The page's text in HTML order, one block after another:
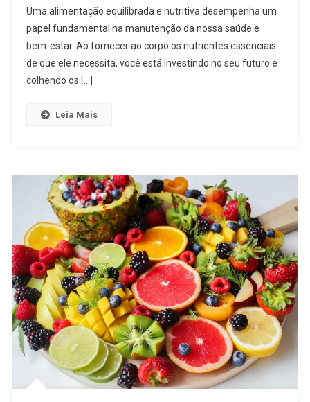
Uma alimentação equilibrada e nutritiva desempenha um
papel fundamental na manutenção da nossa saúde e
bem-estar. Ao fornecer ao corpo os nutrientes essenciais
de que ele necessita, você está investindo no seu futuro e
colhendo os […]
Leia Mais